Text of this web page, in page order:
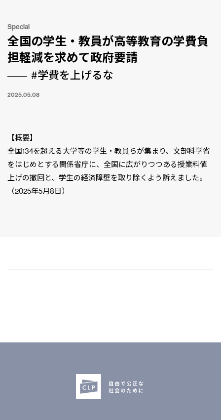
Special
全国の学生・教員が高等教育の学費負
担軽減を求めて政府要請
#学費を上げるな
2025.05.08
【概要】
全国134を超える大学等の学生・教員らが集まり、文部科学省
をはじめとする関係省庁に、全国に広がりつつある授業料値
上げの撤回と、学生の経済障壁を取り除くよう訴えました。
（2025年5月8日）